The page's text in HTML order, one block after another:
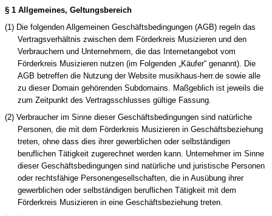
§ 1 Allgemeines, Geltungsbereich
(1) Die folgenden Allgemeinen Geschäftsbedingungen (AGB) regeln das
Vertragsverhältnis zwischen dem Förderkreis Musizieren und den
Verbrauchern und Unternehmern, die das Internetangebot vom
Förderkreis Musizierennutzen (im Folgenden „Käufer“ genannt). Die
AGB betreffen die Nutzung der Website musikhaus-herr.de sowie alle
zu dieser Domain gehörenden Subdomains. Maßgeblich ist jeweils die
zum Zeitpunkt des Vertragsschlusses gültige Fassung.
(2) Verbraucher im Sinne dieser Geschäftsbedingungen sind natürliche
Personen, die mitdem Förderkreis Musizierenin Geschäftsbeziehung
treten, ohne dass dies ihrer gewerblichen oder selbständigen
beruflichen Tätigkeit zugerechnet werden kann. Unternehmer im Sinne
dieser Geschäftsbedingungen sind natürliche und juristische Personen
oder rechtsfähige Personengesellschaften, die in Ausübung ihrer
gewerblichen oder selbständigen beruflichen Tätigkeit mit dem
Förderkreis Musizierenin eine Geschäftsbeziehung treten.